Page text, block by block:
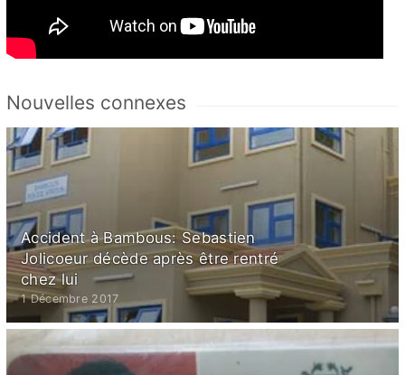
Nouvelles connexes
Accident à Bambous: Sebastien
Jolicoeur décède après être rentré
chez lui
1 Décembre 2017